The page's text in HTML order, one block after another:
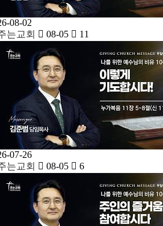
08-02
는교회
08-05 11
07-26
는교회
08-05 6